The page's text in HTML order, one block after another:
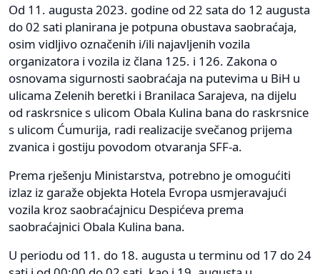
Od 11. augusta 2023. godine od 22 sata do 12 augusta
do 02 sati planirana je potpuna obustava saobraćaja,
osim vidljivo označenih i/ili najavljenih vozila
organizatora i vozila iz člana 125. i 126. Zakona o
osnovama sigurnosti saobraćaja na putevima u BiH u
ulicama Zelenih beretki i Branilaca Sarajeva, na dijelu
od raskrsnice s ulicom Obala Kulina bana do raskrsnice
s ulicom Ćumurija, radi realizacije svečanog prijema
zvanica i gostiju povodom otvaranja SFF-a.
Prema rješenju Ministarstva, potrebno je omogućiti
izlaz iz garaže objekta Hotela Evropa usmjeravajući
vozila kroz saobraćajnicu Despićeva prema
saobraćajnici Obala Kulina bana.
U periodu od 11. do 18. augusta u terminu od 17 do 24